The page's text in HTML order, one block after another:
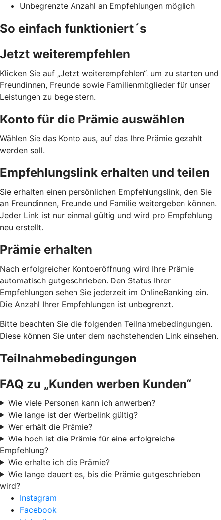
Unbegrenzte Anzahl an Empfehlungen möglich
So einfach funktioniert´s
Jetzt weiterempfehlen
Klicken Sie auf „Jetzt weiterempfehlen“, um zu starten und
Freundinnen, Freunde sowie Familienmitglieder für unser
Leistungen zu begeistern.
Konto für die Prämie auswählen
Wählen Sie das Konto aus, auf das Ihre Prämie gezahlt
werden soll.
Empfehlungslink erhalten und teilen
Sie erhalten einen persönlichen Empfehlungslink, den Sie
an Freundinnen, Freunde und Familie weitergeben können.
Jeder Link ist nur einmal gültig und wird pro Empfehlung
neu erstellt.
Prämie erhalten
Nach erfolgreicher Kontoeröffnung wird Ihre Prämie
automatisch gutgeschrieben. Den Status Ihrer
Empfehlungen sehen Sie jederzeit im OnlineBanking ein.
Die Anzahl Ihrer Empfehlungen ist unbegrenzt.
Bitte beachten Sie die folgenden Teilnahmebedingungen.
Diese können Sie unter dem nachstehenden Link einsehen.
Teilnahmebedingungen
FAQ zu „Kunden werben Kunden“
Wie viele Personen kann ich anwerben?
Wie lange ist der Werbelink gültig?
Wer erhält die Prämie?
Wie hoch ist die Prämie für eine erfolgreiche
Empfehlung?
Wie erhalte ich die Prämie?
Wie lange dauert es, bis die Prämie gutgeschrieben
wird?
Instagram
Facebook